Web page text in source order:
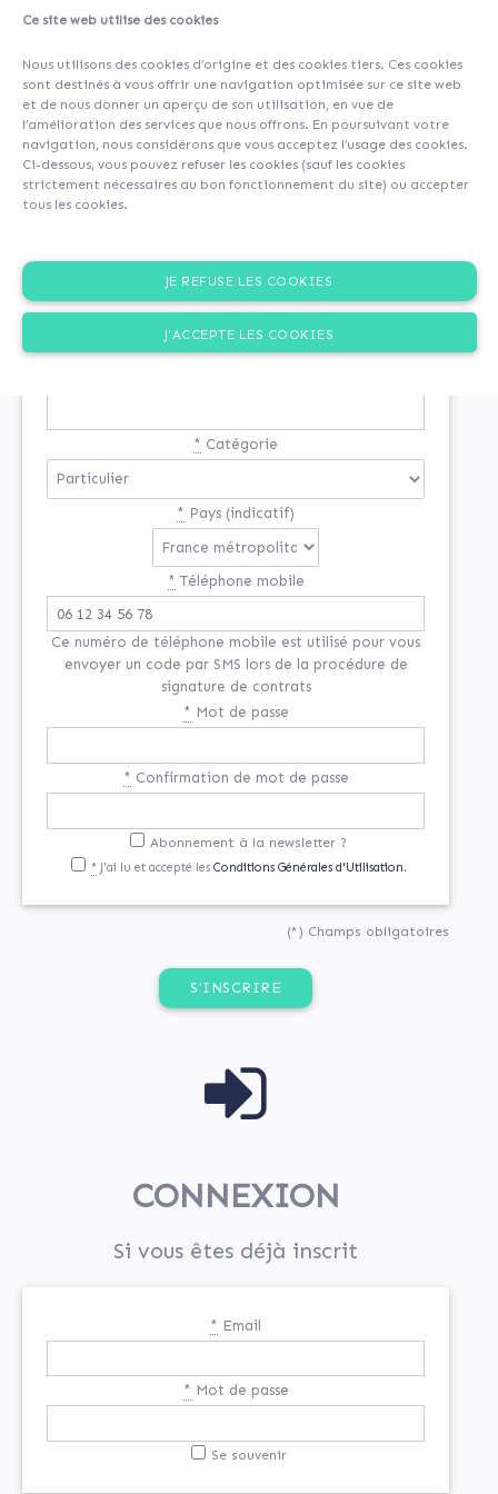
Ce site web utilise des cookies
Nous utilisons des cookies d’origine et des cookies tiers. Ces cookies
sont destinés à vous offrir une navigation optimisée sur ce site web
et de nous donner un aperçu de son utilisation, en vue de
l’amélioration des services que nous offrons. En poursuivant votre
navigation, nous considérons que vous acceptez l’usage des cookies.
Ci-dessous, vous pouvez refuser les cookies (sauf les cookies
strictement nécessaires au bon fonctionnement du site) ou accepter
tous les cookies.
JE REFUSE LES COOKIES
J'ACCEPTE LES COOKIES
Si vous n'êtes pas encore inscrit
* Catégorie
* Pays (indicatif)
* Téléphone mobile
Ce numéro de téléphone mobile est utilisé pour vous
envoyer un code par SMS lors de la procédure de
signature de contrats
* Mot de passe
* Confirmation de mot de passe
Abonnement à la newsletter ?
* J'ai lu et accepté les Conditions Générales d'Utilisation.
(*) Champs obligatoires
CONNEXION
Si vous êtes déjà inscrit
* Email
* Mot de passe
Se souvenir